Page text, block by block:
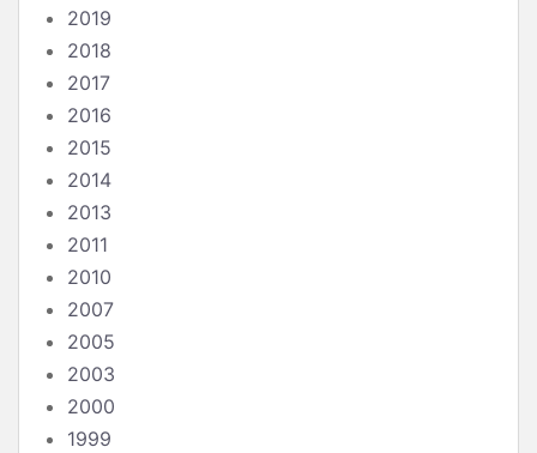
2019
2018
2017
2016
2015
2014
2013
2011
2010
2007
2005
2003
2000
1999